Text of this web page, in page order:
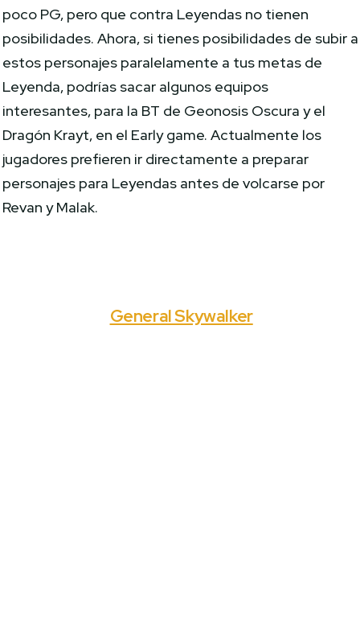
poco PG, pero que contra Leyendas no tienen
posibilidades. Ahora, si tienes posibilidades de subir a
estos personajes paralelamente a tus metas de
Leyenda, podrías sacar algunos equipos
interesantes, para la BT de Geonosis Oscura y el
Dragón Krayt, en el Early game. Actualmente los
jugadores prefieren ir directamente a preparar
personajes para Leyendas antes de volcarse por
Revan y Malak.
General Skywalker